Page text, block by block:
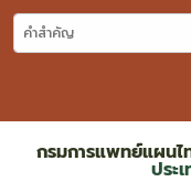
กรมการแพทย์แผนไ
ประ